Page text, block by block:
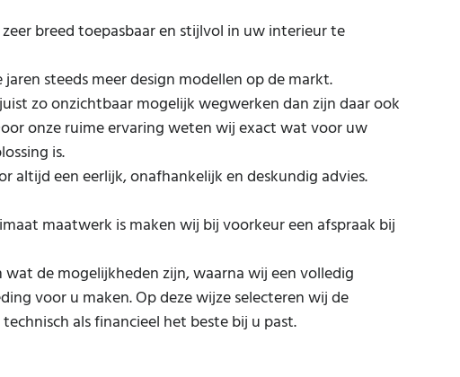
breed toepasbaar en stijlvol in uw interieur te
steeds meer design modellen op de markt.
zo onzichtbaar mogelijk wegwerken dan zijn daar ook
onze ruime ervaring weten wij exact wat voor uw
is.
altijd een eerlijk, onafhankelijk en deskundig advies.
maatwerk is maken wij bij voorkeur een afspraak bij
de mogelijkheden zijn, waarna wij een volledig
voor u maken. Op deze wijze selecteren wij de
als financieel het beste bij u past.